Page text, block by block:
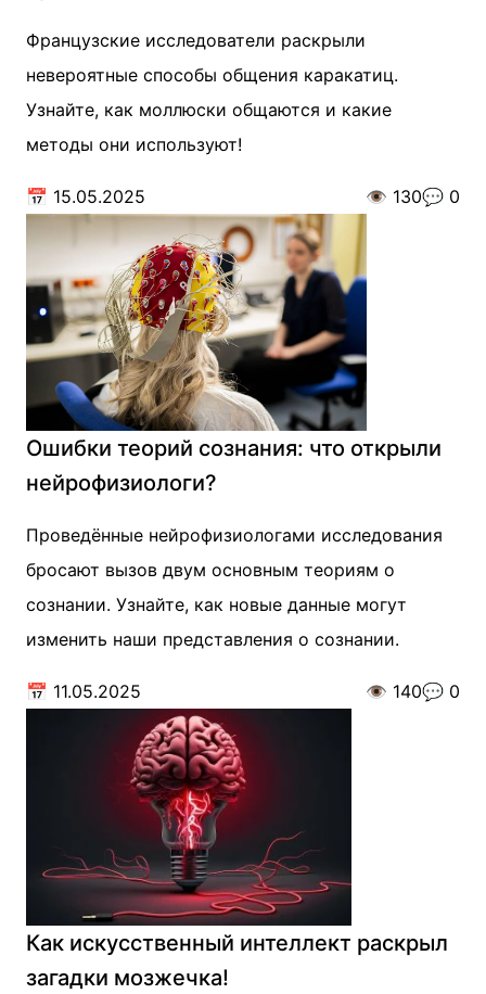
Французские исследователи раскрыли
невероятные способы общения каракатиц.
Узнайте, как моллюски общаются и какие
методы они используют!
📅 15.05.2025 👁️ 130💬 0
Ошибки теорий сознания: что открыли
нейрофизиологи?
Проведённые нейрофизиологами исследования
бросают вызов двум основным теориям о
сознании. Узнайте, как новые данные могут
изменить наши представления о сознании.
📅 11.05.2025 👁️ 140💬 0
Как искусственный интеллект раскрыл
загадки мозжечка!